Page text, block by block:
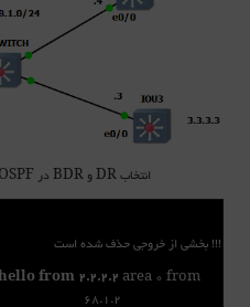
انتخاب DR و BDR در OSPF در شبکه های broadcast
!!! بخشی از خروجی حذف شده است
from 2.2.2.2 area 0 from
68.1.2